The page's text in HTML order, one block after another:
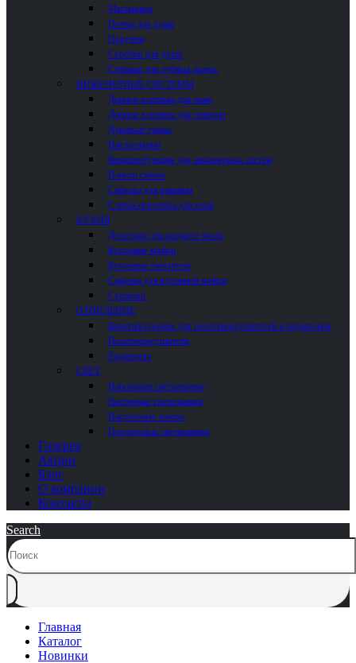
Мыльницы
Полки для душа
Поручни
Скребки для душа
Стаканы для зубных щеток
ИНЖЕНЕРНЫЕ СИСТЕМЫ
Донные клапаны для ванн
Донные клапаны для раковин
Душевые трапы
Инсталляции
Комплектующие для инженерных систем
Панели смыва
Сифоны для раковин
Сливы-переливы для ванн
КУХНЯ
Дозаторы для жидкого мыла
Кухонные мойки
Кухонные смесители
Сифоны для кухонной мойки
Сушилки
ОТОПЛЕНИЕ
Комплектующие для полотенцесушителей и радиаторов
Полотенцесушители
Радиаторы
СВЕТ
Напольные светильники
Настенные светильники
Настольные лампы
Потолочные светильники
Галерея
Акции
Блог
О компании
Контакты
Search
Главная
Каталог
Новинки